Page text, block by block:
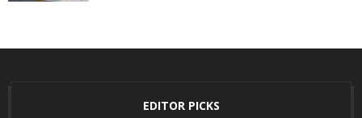
EDITOR PICKS